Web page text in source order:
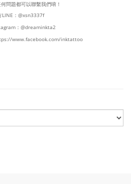
問題都可以聯繫我們唷！
LINE： @xsn3337f
： @dreaminkta2
www.facebook.com/inktattoo